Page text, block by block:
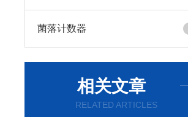
菌落计数器
相关文章
RELATED ARTICLES